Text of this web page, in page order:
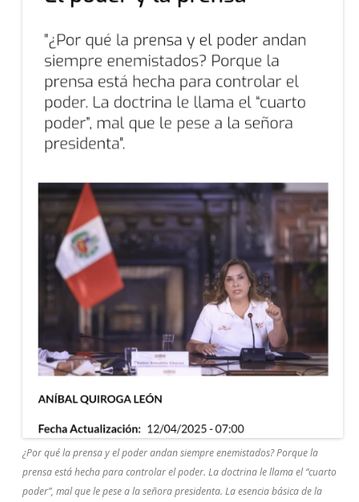
¿Por qué la prensa y el poder andan siempre enemistados? Porque la
prensa está hecha para controlar el poder. La doctrina le llama el “cuarto
poder”, mal que le pese a la señora presidenta. La esencia básica de la